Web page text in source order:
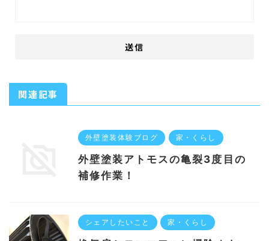
関連記事
外壁塗装体験ブログ 家・くらし
外壁塗装アトモスの亀裂3度目の
補修作業！
シェアしたいこと 家・くらし